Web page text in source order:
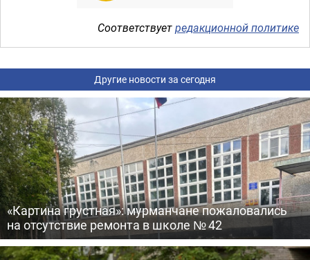
Соответствуетредакционной политике
Другие новости за сегодня
«Картина грустная»: мурманчане пожаловались
на отсутствие ремонта в школе № 42